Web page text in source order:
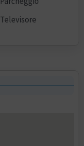
Televisore